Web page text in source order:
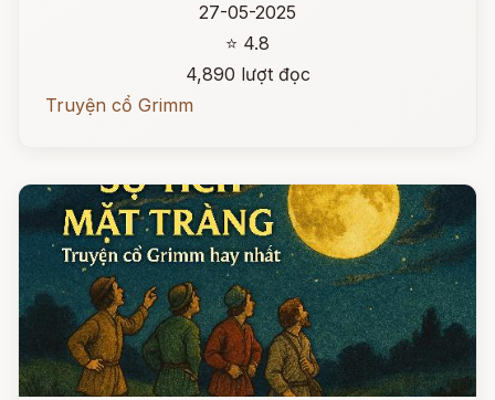
27-05-2025
⭐ 4.8
4,890 lượt đọc
Truyện cổ Grimm